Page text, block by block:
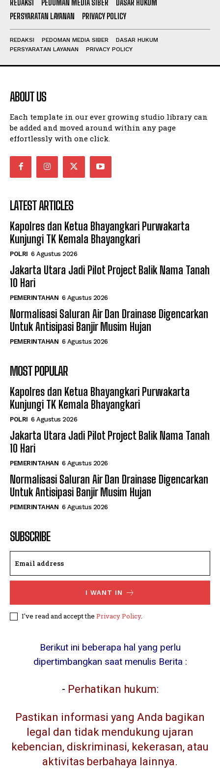
REDAKSI PEDOMAN MEDIA SIBER
DASAR HUKUM
PERSYARATAN LAYANAN
PRIVACY POLICY
REDAKSI PEDOMAN MEDIA SIBER
DASAR HUKUM
PERSYARATAN LAYANAN
PRIVACY POLICY
ABOUT US
Each template in our ever growing studio library can
be added and moved around within any page
effortlessly with one click.
LATEST ARTICLES
Kapolres dan Ketua Bhayangkari Purwakarta
Kunjungi TK Kemala Bhayangkari
POLRI 6 Agustus 2026
Jakarta Utara Jadi Pilot Project Balik Nama Tanah
10 Hari
PEMERINTAHAN 6 Agustus 2026
Normalisasi Saluran Air Dan Drainase Digencarkan
Untuk Antisipasi Banjir Musim Hujan
PEMERINTAHAN 6 Agustus 2026
MOST POPULAR
Kapolres dan Ketua Bhayangkari Purwakarta
Kunjungi TK Kemala Bhayangkari
POLRI 6 Agustus 2026
Jakarta Utara Jadi Pilot Project Balik Nama Tanah
10 Hari
PEMERINTAHAN 6 Agustus 2026
Normalisasi Saluran Air Dan Drainase Digencarkan
Untuk Antisipasi Banjir Musim Hujan
PEMERINTAHAN 6 Agustus 2026
SUBSCRIBE
I WANT IN
I've read and accept the Privacy Policy.
Berikut ini beberapa hal yang perlu
dipertimbangkan saat menulis Berita :
- Perhatikan hukum:
Pastikan informasi yang Anda bagikan
legal dan tidak mendukung ujaran
kebencian, diskriminasi, kekerasan, atau
aktivitas berbahaya lainnya.